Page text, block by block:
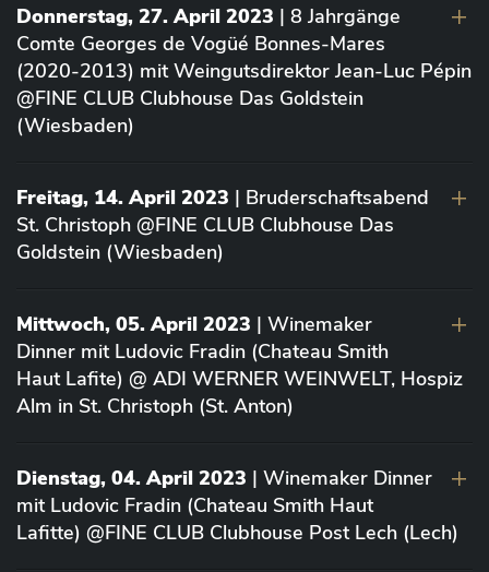
Donnerstag, 27. April 2023 | 8 Jahrgänge
Comte Georges de Vogüé Bonnes-Mares
(2020-2013) mit Weingutsdirektor Jean-Luc Pépin
@FINE CLUB Clubhouse Das Goldstein
(Wiesbaden)
Freitag, 14. April 2023 | Bruderschaftsabend
St. Christoph @FINE CLUB Clubhouse Das
Goldstein (Wiesbaden)
Mittwoch, 05. April 2023 | Winemaker
Dinner mit Ludovic Fradin (Chateau Smith
Haut Lafite) @ ADI WERNER WEINWELT, Hospiz
Alm in St. Christoph (St. Anton)
Dienstag, 04. April 2023 | Winemaker Dinner
mit Ludovic Fradin (Chateau Smith Haut
Lafitte) @FINE CLUB Clubhouse Post Lech (Lech)